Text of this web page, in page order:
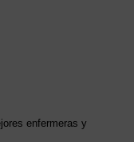
enfermeras y